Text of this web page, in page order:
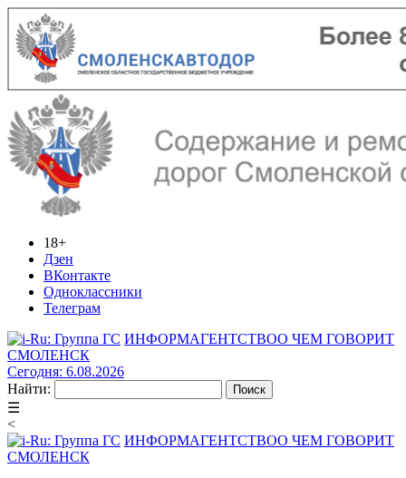
18+
Дзен
ВКонтакте
Одноклассники
Телеграм
ИНФОРМАГЕНТСТВОО ЧЕМ ГОВОРИТ
СМОЛЕНСК
Сегодня: 6.08.2026
Найти:
☰
<
ИНФОРМАГЕНТСТВОО ЧЕМ ГОВОРИТ
СМОЛЕНСК